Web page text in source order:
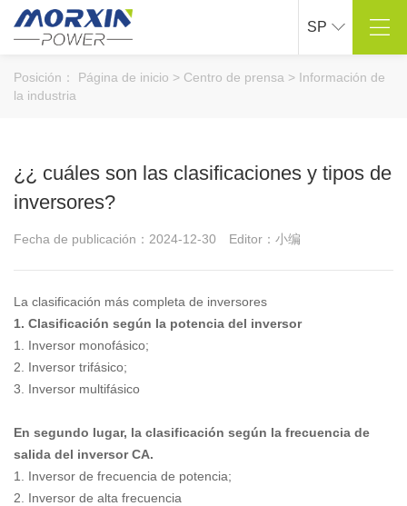
SP
Sobre Mao Xin
Perfil de la empresa
Centro de productos
Solución
Industria al aire libre
Industria automotriz
> Ver más
Soporte técnico
Centro de prensa
Dinámica de la empresa
Información de la industria
> Ver más
Contáctanos
Datos de contacto
Posición： Página de inicio > Centro de prensa > Información de
la industria
¿¿ cuáles son las clasificaciones y tipos de
inversores?
Fecha de publicación：2024-12-30 Editor：小编
La clasificación más completa de inversores
1. Clasificación según la potencia del inversor
1. Inversor monofásico;
2. Inversor trifásico;
3. Inversor multifásico
En segundo lugar, la clasificación según la frecuencia de
salida del inversor CA.
1. Inversor de frecuencia de potencia;
2. Inversor de alta frecuencia